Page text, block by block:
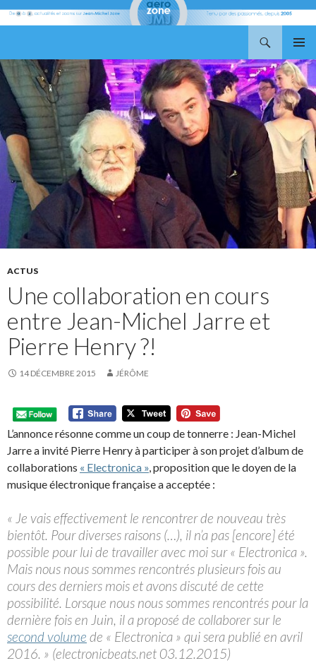
MENU
CONTENU
ACTUS
Une collaboration en cours
entre Jean-Michel Jarre et
Pierre Henry ?!
14 DÉCEMBRE 2015 JÉRÔME
L’annonce résonne comme un coup de tonnerre : Jean-Michel
Jarre a invité Pierre Henry à participer à son projet d’album de
collaborations « Electronica », proposition que le doyen de la
musique électronique française a acceptée :
« Je vais effectivement le rencontrer de nouveau très
bientôt. Pour diverses raisons (…), il n’a pas [encore] été
possible pour lui de travailler avec moi sur « Electronica ».
Mais nous nous sommes rencontrés plusieurs fois au
cours des derniers mois et avons discuté de cette
possibilité. Lorsque nous nous sommes rencontrés pour la
dernière fois en Juin, il a proposé de collaborer sur le
second volume de « Electronica » qui sera publié en avril
2016. » (electronicbeats.net 03.12.2015)